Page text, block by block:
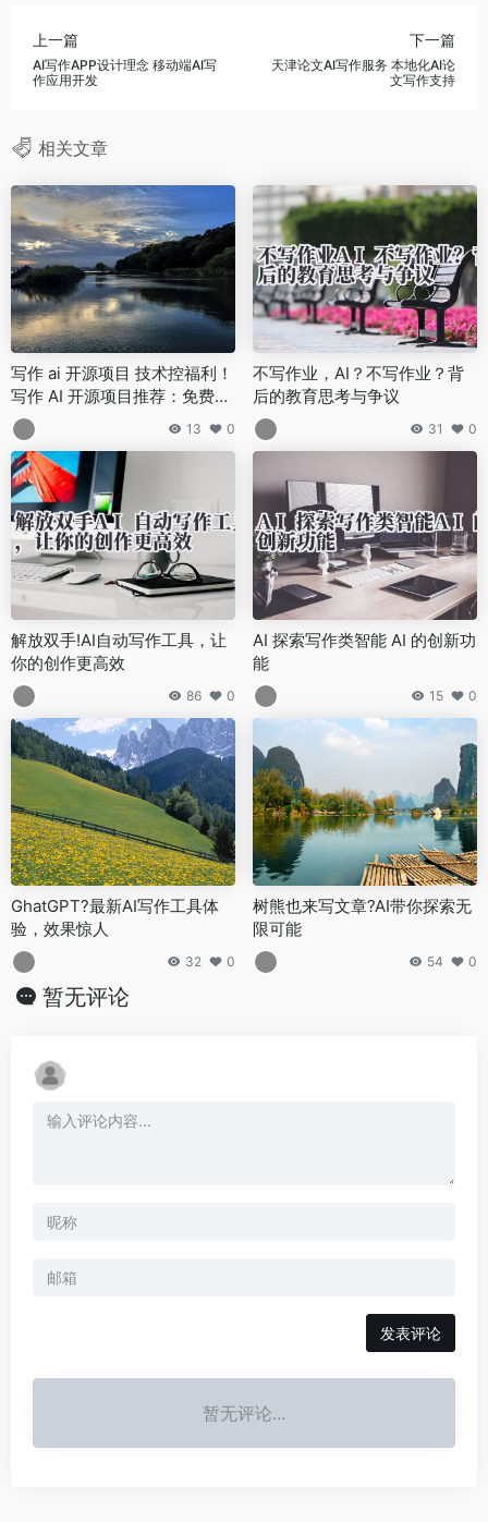
上一篇
AI写作APP设计理念 移动端AI写
作应用开发
下一篇
天津论文AI写作服务 本地化AI论
文写作支持
相关文章
写作 ai 开源项目 技术控福利！
写作 AI 开源项目推荐：免费获
取高质量自然语言处理模型
13 0
不写作业，AI？不写作业？背
后的教育思考与争议
31 0
解放双手!AI自动写作工具，让
你的创作更高效
86 0
AI 探索写作类智能 AI 的创新功
能
15 0
GhatGPT?最新AI写作工具体
验，效果惊人
32 0
树熊也来写文章?AI带你探索无
限可能
54 0
暂无评论
发表评论
暂无评论...